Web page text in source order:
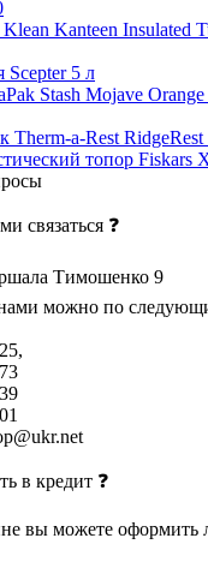
Kanteen Insulated
Scepter 5 л
Stash Mojave
Therm-a-Rest
топор Fiskars
связаться ❓
Тимошенко 9
можно по
735-79-39
в кредит ❓
вы можете оформить